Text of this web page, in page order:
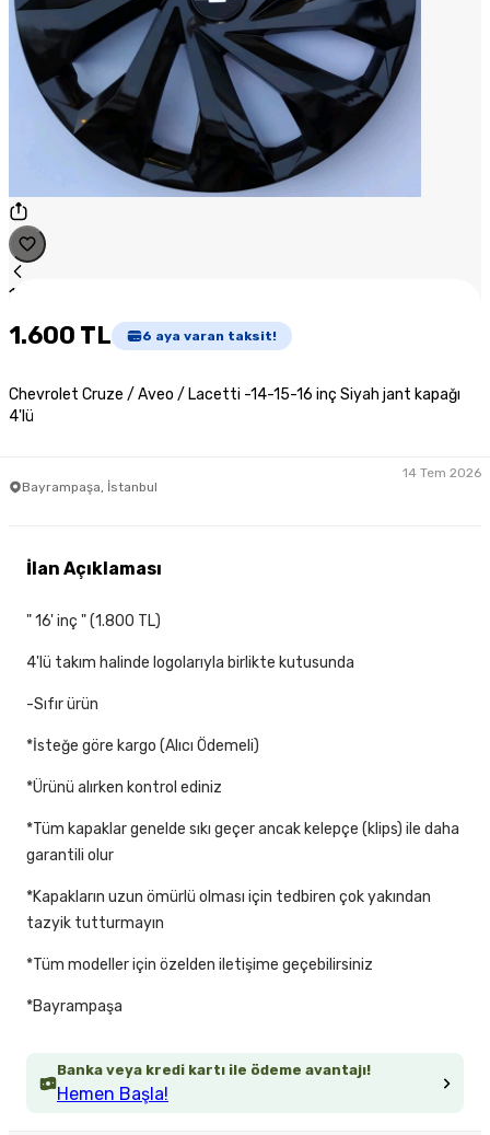
1
1.600 TL 6 aya varan taksit!
Chevrolet Cruze / Aveo / Lacetti -14-15-16 inç Siyah jant kapağı
4'lü
Bayrampaşa, İstanbul
14 Tem 2026
Banka veya kredi kartı ile ödeme avantajı!
Hemen Başla!
İlan Açıklaması
" 16' inç " (1.800 TL)
4'lü takım halinde logolarıyla birlikte kutusunda
-Sıfır ürün
*İsteğe göre kargo (Alıcı Ödemeli)
*Ürünü alırken kontrol ediniz
*Tüm kapaklar genelde sıkı geçer ancak kelepçe (klips) ile daha
garantili olur
*Kapakların uzun ömürlü olması için tedbiren çok yakından
tazyik tutturmayın
*Tüm modeller için özelden iletişime geçebilirsiniz
*Bayrampaşa